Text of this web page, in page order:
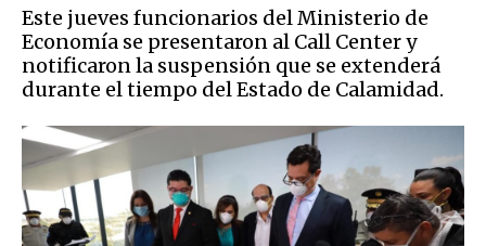
Este jueves funcionarios del Ministerio de
Economía se presentaron al Call Center y
notificaron la suspensión que se extenderá
durante el tiempo del Estado de Calamidad.